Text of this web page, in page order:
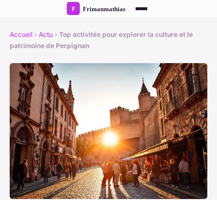
Accueil › Actu › Top activités pour explorer la culture et le
patrimoine de Perpignan